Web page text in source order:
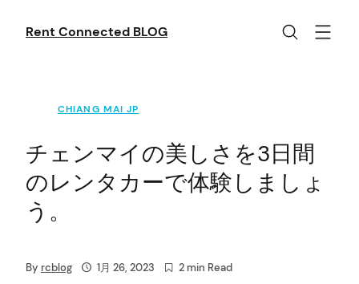
Rent Connected BLOG
CHIANG MAI JP
チェンマイの美しさを3日間
のレンタカーで体験しましょ
う。
By rcblog 1月 26, 2023 2 min Read